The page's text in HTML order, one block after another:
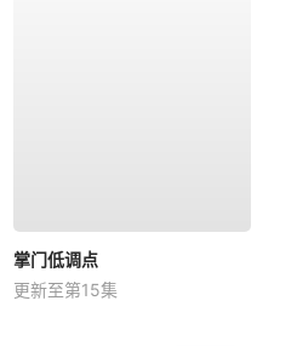
掌门低调点
更新至第15集